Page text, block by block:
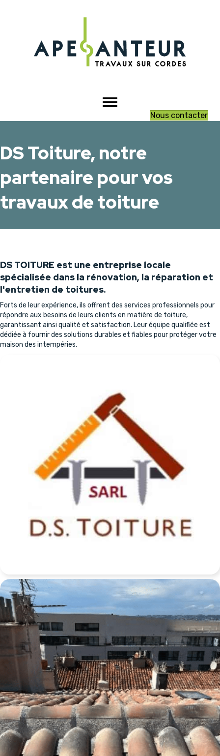
Nous contacter
DS Toiture, notre
partenaire pour vos
travaux de toiture
DS TOITURE est une entreprise locale
spécialisée dans la rénovation, la réparation et
l'entretien de toitures.
Forts de leur expérience, ils offrent des services professionnels pour
répondre aux besoins de leurs clients en matière de toiture,
garantissant ainsi qualité et satisfaction. Leur équipe qualifiée est
dédiée à fournir des solutions durables et fiables pour protéger votre
maison des intempéries.